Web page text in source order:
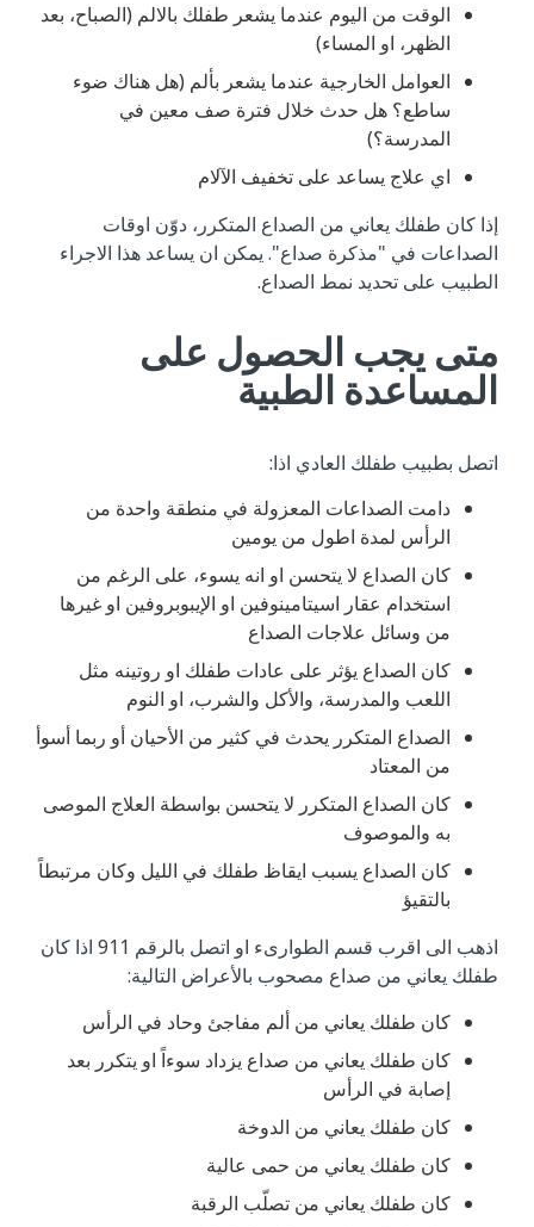
الوقت من اليوم عندما يشعر طفلك بالالم (الصباح، بعد
الظهر، او المساء)
العوامل الخارجية عندما يشعر بألم (هل هناك ضوء
ساطع؟ هل حدث خلال فترة صف معين في
المدرسة؟)
اي علاج يساعد على تخفيف الآلام
إذا كان طفلك يعاني من الصداع المتكرر، دوّن اوقات
الصداعات في "مذكرة صداع". يمكن ان يساعد هذا الاجراء
الطبيب على تحديد نمط الصداع.
متى يجب الحصول على
المساعدة الطبية
اتصل بطبيب طفلك العادي اذا:
دامت الصداعات المعزولة في منطقة واحدة من
الرأس لمدة اطول من يومين
كان الصداع لا يتحسن او انه يسوء، على الرغم من
استخدام عقار اسيتامينوفين او الإيبوبروفين او غيرها
من وسائل علاجات الصداع
كان الصداع يؤثر على عادات طفلك او روتينه مثل
اللعب والمدرسة، والأكل والشرب، او النوم
الصداع المتكرر يحدث في كثير من الأحيان أو ربما أسوأ
من المعتاد
كان الصداع المتكرر لا يتحسن بواسطة العلاج الموصى
به والموصوف
كان الصداع يسبب ايقاظ طفلك في الليل وكان مرتبطاً
بالتقيؤ
اذهب الى اقرب قسم الطوارىء او اتصل بالرقم 911 اذا كان
طفلك يعاني من صداع مصحوب بالأعراض التالية:
كان طفلك يعاني من ألم مفاجئ وحاد في الرأس
كان طفلك يعاني من صداع يزداد سوءاً او يتكرر بعد
إصابة في الرأس
كان طفلك يعاني من الدوخة
كان طفلك يعاني من حمى عالية
كان طفلك يعاني من تصلّب الرقبة